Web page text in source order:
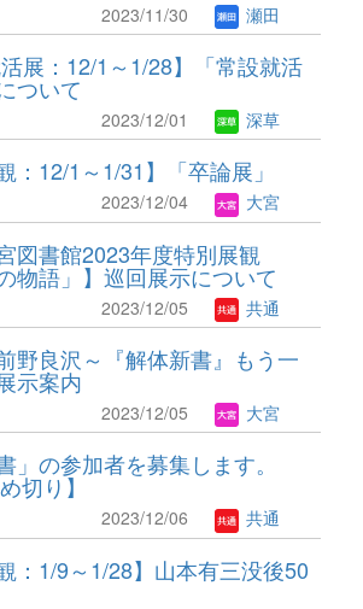
2023/11/30 瀬田
活展：12/1～1/28】「常設就活
ついて
2023/12/01 深草
：12/1～1/31】「卒論展」
2023/12/04 大宮
図書館2023年度特別展観
物語」】巡回展示について
2023/12/05 共通
野良沢～『解体新書』もう一
示案内
2023/12/05 大宮
」の参加者を募集します。
切り】
2023/12/06 共通
：1/9～1/28】山本有三没後50